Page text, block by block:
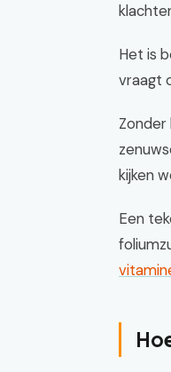
Het is
vraagt
kijken
Een